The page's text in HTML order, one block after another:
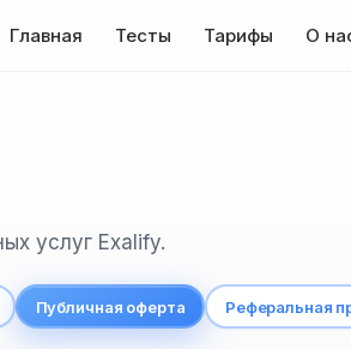
Главная Тесты Тарифы О
услуг Exalify.
Публичная оферта Реферальная